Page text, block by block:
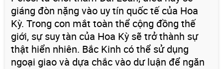
giáng đòn nặng vào uy tín quốc tế của Hoa
Kỳ. Trong con mắt toàn thể cộng đồng thế
giới, sự suy tàn của Hoa Kỳ sẽ trở thành sự
thật hiển nhiên. Bắc Kinh có thể sử dụng
ngoại giao và dựa chắc vào dư luận để ngăn